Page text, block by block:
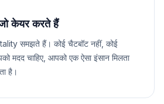
जो केयर करते हैं
समझते हैं। कोई चैटबॉट नहीं, कोई
मदद चाहिए, आपको एक ऐसा इंसान मिलता
है।